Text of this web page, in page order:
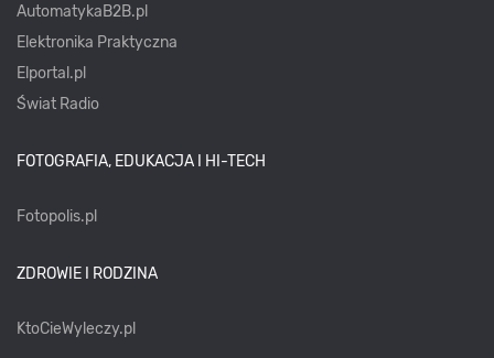
AutomatykaB2B.pl
Elektronika Praktyczna
Elportal.pl
Świat Radio
FOTOGRAFIA, EDUKACJA I HI-TECH
Fotopolis.pl
ZDROWIE I RODZINA
KtoCieWyleczy.pl